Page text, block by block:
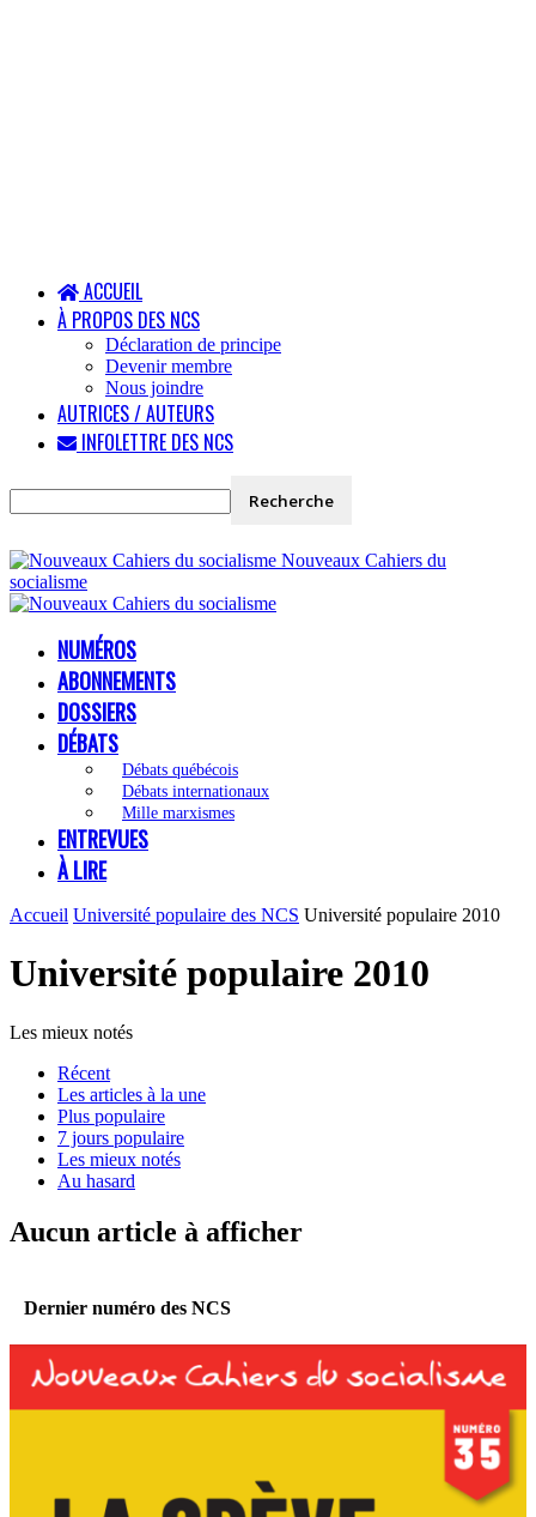
ACCUEIL
À PROPOS DES NCS
Déclaration de principe
Devenir membre
Nous joindre
AUTRICES / AUTEURS
INFOLETTRE DES NCS
Nouveaux Cahiers du
socialisme
NUMÉROS
ABONNEMENTS
DOSSIERS
DÉBATS
Débats québécois
Débats internationaux
Mille marxismes
ENTREVUES
À LIRE
Accueil Université populaire des NCS Université populaire 2010
Université populaire 2010
Les mieux notés
Récent
Les articles à la une
Plus populaire
7 jours populaire
Les mieux notés
Au hasard
Aucun article à afficher
Dernier numéro des NCS